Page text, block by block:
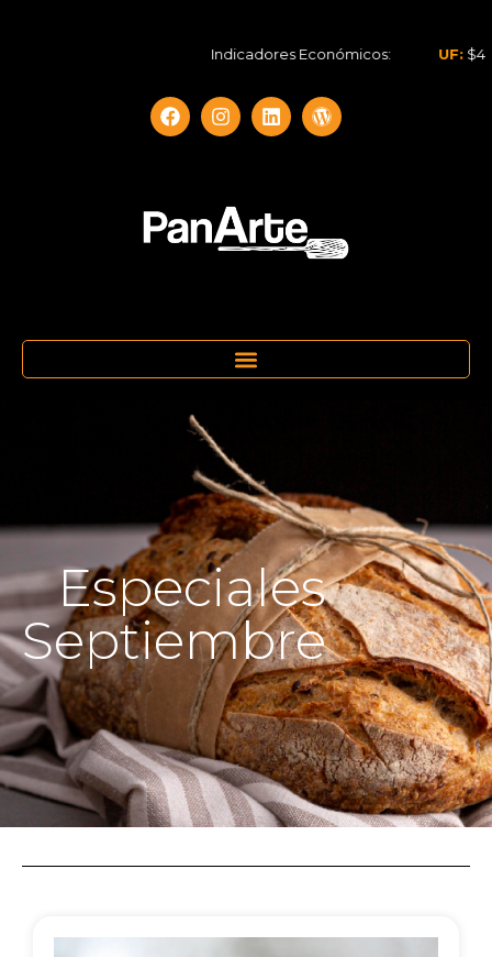
Indicadores Económicos: UF:
Especiales
Septiembre